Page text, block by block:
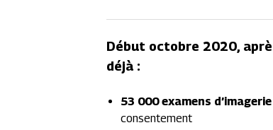
Début octobre 2020,
déjà :
53 000 examens
consentement